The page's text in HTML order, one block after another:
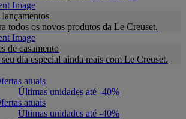
todos os novos produtos da Le Creuset.
de casamento
dia especial ainda mais com Le Creuset.
atuais
Últimas unidades até -40%
atuais
Últimas unidades até -40%